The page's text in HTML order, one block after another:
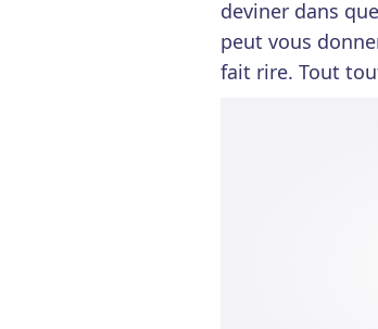
deviner dans
peut vous
fait rire. Tout